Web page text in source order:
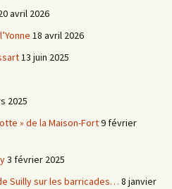
avril 2026
18 avril 2026
13 juin 2025
2025
» de la Maison-Fort9 février
3 février 2025
Suilly sur les barricades… 8 janvier